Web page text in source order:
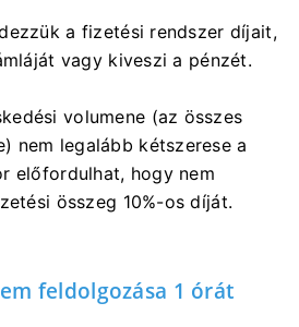
a fizetési rendszer díjait,
vagy kiveszi a pénzét.
volumene (az összes
nem legalább kétszerese a
előfordulhat, hogy nem
összeg 10%-os díját.
feldolgozása 1 órát